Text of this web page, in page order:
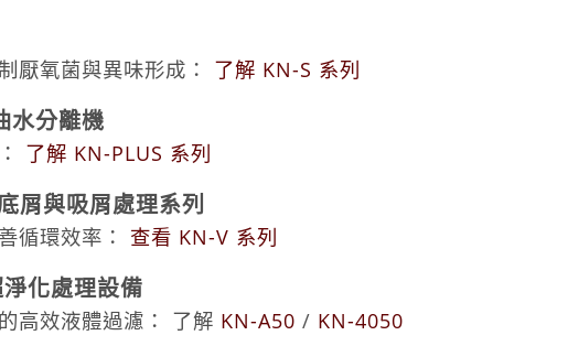
厭氧菌與異味形成： 了解 KN-S 系列
水分離機
了解 KN-PLUS 系列
屑與吸屑處理系列
循環效率： 查看 KN-V 系列
化處理設備
高效液體過濾： 了解 KN-A50 / KN-4050